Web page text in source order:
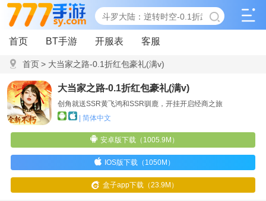
首页 BT手游 开服表 客服
首页> 大当家之路-0.1折红包豪礼(满v)
大当家之路-0.1折红包豪礼(满v)
创角就送SSR黄飞鸿和SSR驯鹿，开挂开启经商之旅
| 简体中文
安卓版下载（1005.9M）
IOS版下载（1050M）
盒子app下载（23.9M）